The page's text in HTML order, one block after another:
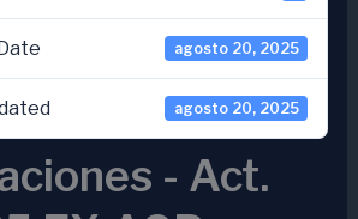
agosto 20, 2025
agosto 20, 2025
- Act.